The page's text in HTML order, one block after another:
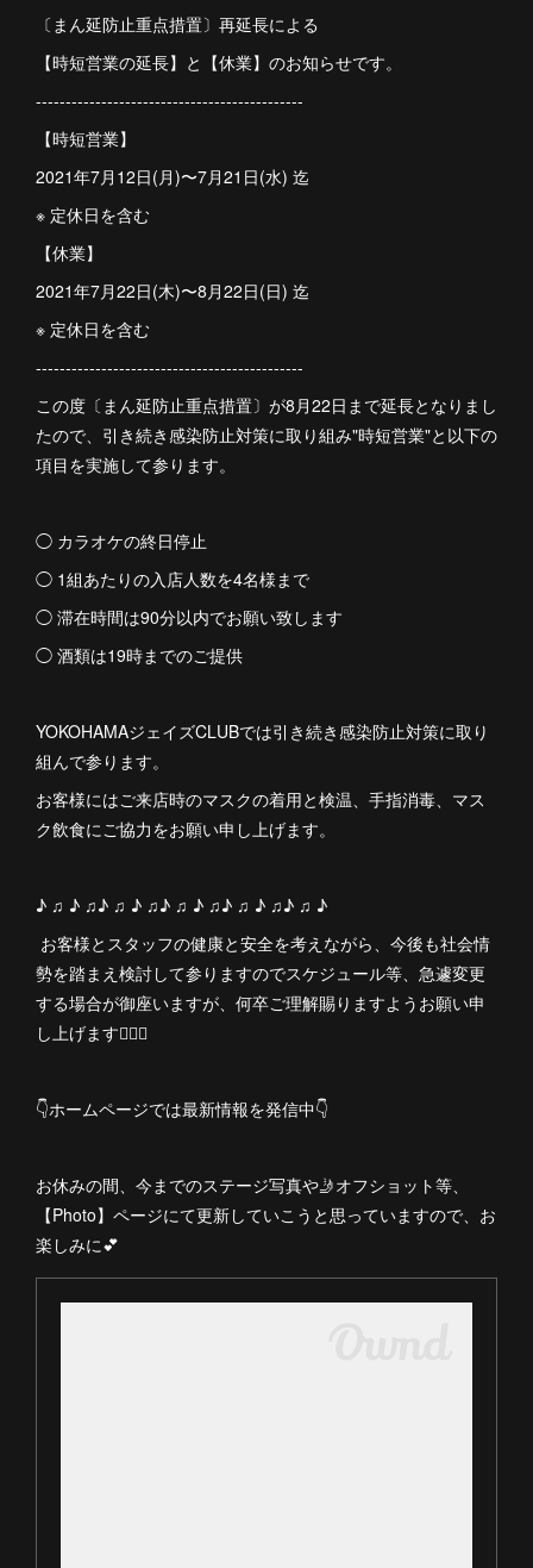
〔まん延防止重点措置〕再延長による
【時短営業の延長】と【休業】のお知らせです。
---------------------------------------------
【時短営業】
2021年7月12日(月)〜7月21日(水) 迄
※ 定休日を含む
【休業】
2021年7月22日(木)〜8月22日(日) 迄
※ 定休日を含む
---------------------------------------------
この度〔まん延防止重点措置〕が8月22日まで延長となりまし
たので、引き続き感染防止対策に取り組み"時短営業"と以下の
項目を実施して参ります。
◯ カラオケの終日停止
◯ 1組あたりの入店人数を4名様まで
◯ 滞在時間は90分以内でお願い致します
◯ 酒類は19時までのご提供
YOKOHAMAジェイズCLUBでは引き続き感染防止対策に取り
組んで参ります。
お客様にはご来店時のマスクの着用と検温、手指消毒、マス
ク飲食にご協力をお願い申し上げます。
♪ ♫ ♪ ♫♪ ♫ ♪ ♫♪ ♫ ♪ ♫♪ ♫ ♪ ♫♪ ♫ ♪
お客様とスタッフの健康と安全を考えながら、今後も社会情
勢を踏まえ検討して参りますのでスケジュール等、急遽変更
する場合が御座いますが、何卒ご理解賜りますようお願い申
し上げます🙇🏻‍♀️
👇ホームページでは最新情報を発信中👇
お休みの間、今までのステージ写真や🤳オフショット等、
【Photo】ページにて更新していこうと思っていますので、お
楽しみに💕